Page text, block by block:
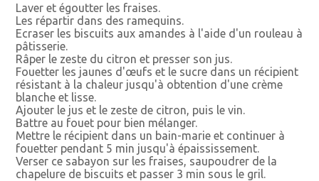
Laver et égoutter les fraises.
Les répartir dans des ramequins.
Ecraser les biscuits aux amandes à l'aide d'un rouleau à
pâtisserie.
Râper le zeste du citron et presser son jus.
Fouetter les jaunes d'œufs et le sucre dans un récipient
résistant à la chaleur jusqu'à obtention d'une crème
blanche et lisse.
Ajouter le jus et le zeste de citron, puis le vin.
Battre au fouet pour bien mélanger.
Mettre le récipient dans un bain-marie et continuer à
fouetter pendant 5 min jusqu'à épaississement.
Verser ce sabayon sur les fraises, saupoudrer de la
chapelure de biscuits et passer 3 min sous le gril.